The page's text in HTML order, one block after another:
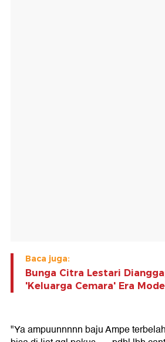
Baca juga:
Bunga Citra Lestari
'Keluarga Cemara' Era
"Ya ampuunnnnn baju Ampe